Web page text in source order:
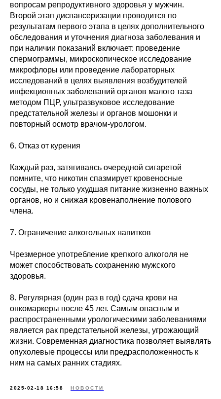
вопросам репродуктивного здоровья у мужчин.
Второй этап диспансеризации проводится по
результатам первого этапа в целях дополнительного
обследования и уточнения диагноза заболевания и
при наличии показаний включает: проведение
спермограммы, микроскопическое исследование
микрофлоры или проведение лабораторных
исследований в целях выявления возбудителей
инфекционных заболеваний органов малого таза
методом ПЦР, ультразвуковое исследование
предстательной железы и органов мошонки и
повторный осмотр врачом-урологом.
6. Отказ от курения
Каждый раз, затягиваясь очередной сигаретой
помните, что никотин спазмирует кровеносные
сосуды, не только ухудшая питание жизненно важных
органов, но и снижая кровенаполнение полового
члена.
7. Ограничение алкогольных напитков
Чрезмерное употребление крепкого алкоголя не
может способствовать сохранению мужского
здоровья.
8. Регулярная (один раз в год) сдача крови на
онкомаркеры после 45 лет. Самым опасным и
распространенными урологическими заболеваниями
является рак предстательной железы, угрожающий
жизни. Современная диагностика позволяет выявлять
опухолевые процессы или предрасположенность к
ним на самых ранних стадиях.
2025-02-18 16:58 НОВОСТИ